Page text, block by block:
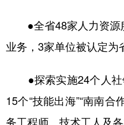
●全省48家人力资源
业务，3家单位被认定
●探索实施24个人社
15个“技能出海”“南南合
务工程师、技术工人及